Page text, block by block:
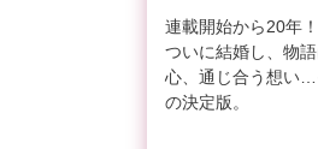
連載開始から20年
ついに結婚し、物
心、通じ合う想い…
の決定版。